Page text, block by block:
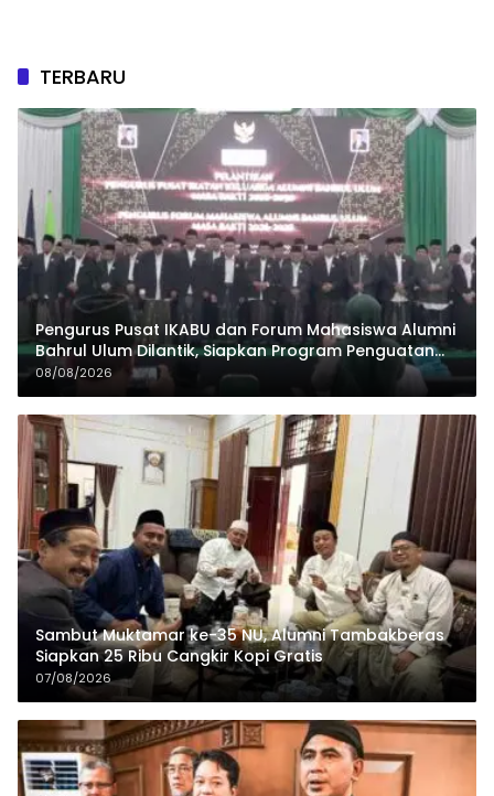
TERBARU
Pengurus Pusat IKABU dan Forum Mahasiswa Alumni
Bahrul Ulum Dilantik, Siapkan Program Penguatan
Organisasi dan Ekonomi
08/08/2026
Sambut Muktamar ke-35 NU, Alumni Tambakberas
Siapkan 25 Ribu Cangkir Kopi Gratis
07/08/2026